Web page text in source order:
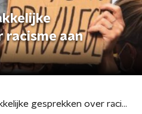
racisme aan
Zo ga je ongemakkelijke gesprekken over racisme aan